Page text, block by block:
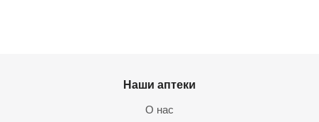
Наши аптеки
О нас